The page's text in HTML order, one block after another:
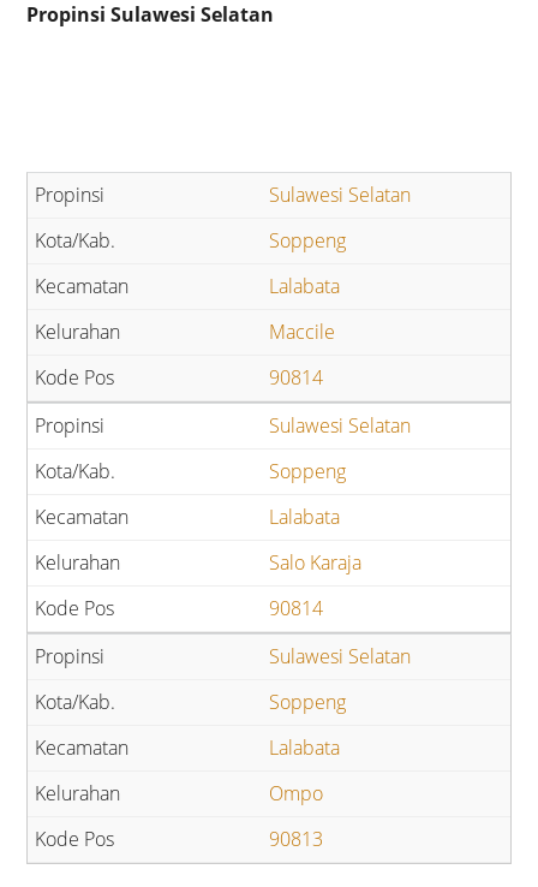
Propinsi Sulawesi Selatan
Sulawesi Selatan
Soppeng
Lalabata
Maccile
90814
Sulawesi Selatan
Soppeng
Lalabata
Salo Karaja
90814
Sulawesi Selatan
Soppeng
Lalabata
Ompo
90813